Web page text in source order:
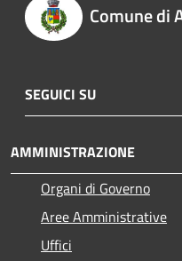
Comune di
SEGUICI SU
AMMINISTRAZIONE
Organi di Governo
Aree Amministrative
Uffici